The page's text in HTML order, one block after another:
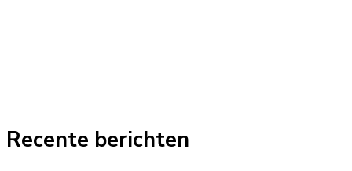
Recente berichten